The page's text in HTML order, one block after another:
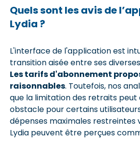
Quels sont les avis de
Lydia ?
L'interface de l'application est
transition aisée entre ses
Les tarifs d'abonnement
raisonnables. Toutefois, nos
que la limitation des retraits
obstacle pour certains
dépenses maximales restreintes
Lydia peuvent être perçues